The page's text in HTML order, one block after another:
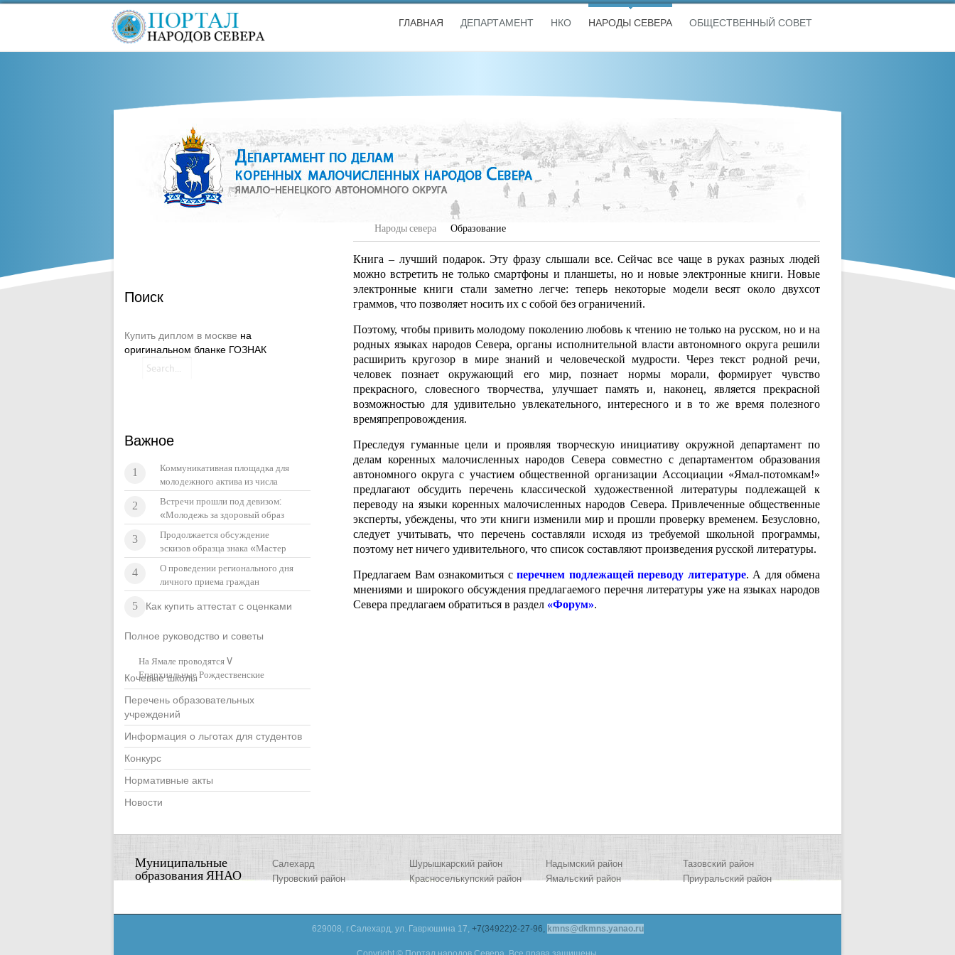
ГЛАВНАЯ ДЕПАРТАМЕНТ НКО НАРОДЫ СЕВЕРА ОБЩЕСТВЕННЫЙ СОВЕТ
Народы севера Образование
Книга – лучший подарок. Эту фразу слышали все. Сейчас все чаще в руках разных людей
можно встретить не только смартфоны и планшеты, но и новые электронные книги. Новые
электронные книги стали заметно легче: теперь некоторые модели весят около двухсот
граммов, что позволяет носить их с собой без ограничений.
Поэтому, чтобы привить молодому поколению любовь к чтению не только на русском, но и на
родных языках народов Севера, органы исполнительной власти автономного округа решили
расширить кругозор в мире знаний и человеческой мудрости. Через текст родной речи,
человек познает окружающий его мир, познает нормы морали, формирует чувство
прекрасного, словесного творчества, улучшает память и, наконец, является прекрасной
возможностью для удивительно увлекательного, интересного и в то же время полезного
времяпрепровождения.
Преследуя гуманные цели и проявляя творческую инициативу окружной департамент по
делам коренных малочисленных народов Севера совместно с департаментом образования
автономного округа с участием общественной организации Ассоциации «Ямал-потомкам!»
предлагают обсудить перечень классической художественной литературы подлежащей к
переводу на языки коренных малочисленных народов Севера. Привлеченные общественные
эксперты, убеждены, что эти книги изменили мир и прошли проверку временем. Безусловно,
следует учитывать, что перечень составляли исходя из требуемой школьной программы,
поэтому нет ничего удивительного, что список составляют произведения русской литературы.
Предлагаем Вам ознакомиться сперечнем подлежащей переводу литературе. А для обмена
мнениями и широкого обсуждения предлагаемого перечня литературы уже на языках народов
Севера предлагаем обратиться в раздел «Форум».
Поиск
Купить диплом в москве на
оригинальном бланке ГОЗНАК
Важное
1
Коммуникативная площадка для
молодежного актива из числа
народов Севера
2
Встречи прошли под девизом:
«Молодежь за здоровый образ
ценности».
3
Продолжается обсуждение
эскизов образца знака «Мастер
4
О проведении регионального дня
личного приема граждан
5 Как купить аттестат с оценками
Полное руководство и советы
На Ямале проводятся V
Епархиальные Рождественские
образовательные чтения
«Традиции и новации: культура,
общество, личность»
Кочевые школы
Перечень образовательных
учреждений
Информация о льготах для студентов
Конкурс
Нормативные акты
Новости
Муниципальные
образования ЯНАО
Салехард
Пуровский район
Шурышкарский район
Красноселькупский район
Надымский район
Ямальский район
Тазовский район
Приуральский район
629008, г.Салехард, ул. Гаврюшина 17, +7(34922)2-27-96, kmns@dkmns.yanao.ru